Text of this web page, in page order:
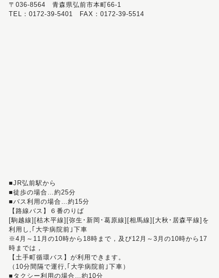
〒036-8564 青森県弘前市本町66-1
TEL：0172-39-5401 FAX：0172-39-5514
■JR弘前駅から
■徒歩の場合…約25分
■バス利用の場合…約15分
【路線バス】６番のりば
[駒越線][枯木平線][弥生･新岡･葛原線][相馬線][大秋･居森平線]を
利用し,｢大学病院前｣下車
※4月～11月の10時から18時まで，及び12月～3月の10時から17
時までは，
【土手町循環バス】が利用できます。
（10分間隔で運行,｢大学病院前｣下車）
■タクシー利用の場合…約10分